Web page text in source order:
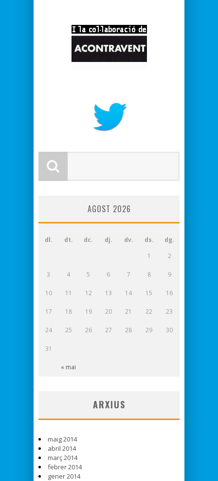
AGOST 2026
dl. dt. dc. dj. dv. ds. dg.
« mai
1 2
3 4 5 6 7 8 9
10 11 12 13 14 15 16
17 18 19 20 21 22 23
24 25 26 27 28 29 30
31
ARXIUS
maig 2014
abril 2014
març 2014
febrer 2014
gener 2014